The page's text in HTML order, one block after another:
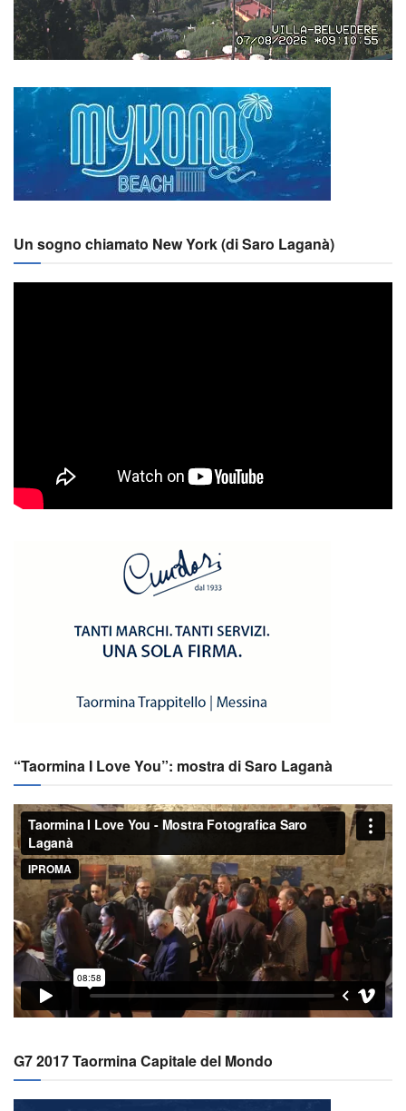
Un sogno chiamato New York (di Saro Laganà)
“Taormina I Love You”: mostra di Saro Laganà
G7 2017 Taormina Capitale del Mondo